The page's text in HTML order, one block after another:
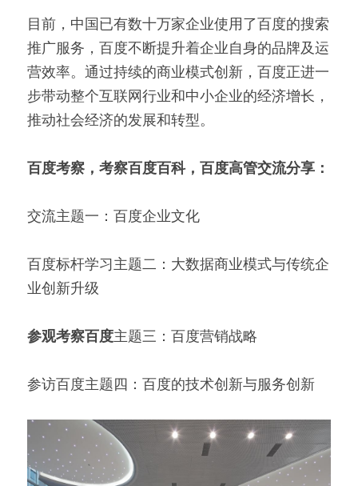
目前，中国已有数十万家企业使用了百度的搜索
推广服务，百度不断提升着企业自身的品牌及运
营效率。通过持续的商业模式创新，百度正进一
步带动整个互联网行业和中小企业的经济增长，
推动社会经济的发展和转型。
百度考察，考察百度百科，百度高管交流分享：
交流主题一：百度企业文化
百度标杆学习主题二：大数据商业模式与传统企
业创新升级
参观考察百度主题三：百度营销战略
参访百度主题四：百度的技术创新与服务创新